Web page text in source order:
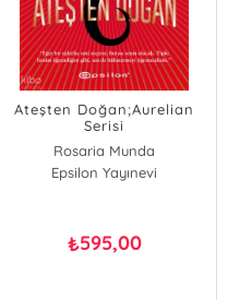
Ateşten Doğan;Aurelian
Serisi
Rosaria Munda
Epsilon Yayınevi
₺595,00